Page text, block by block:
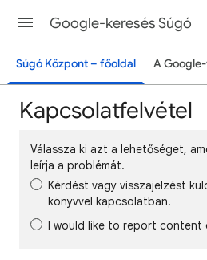
Google-keresés Súgó
Súgó Központ – főoldal A
Kapcsolatfelvétel
Válassza ki azt a lehetőséget,
leírja a problémát.
Kérdést vagy visszajelzést
könyvvel kapcsolatban.
I would like to report content